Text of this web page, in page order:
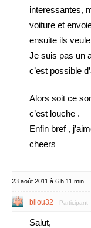
interessantes,
voiture et
ensuite ils
Je suis pas un
c’est possible
Alors soit ce
c’est louche .
Enfin bref ,
cheers
23 août 2011 à 6 h 11 min
bilou32 Participant
Salut,